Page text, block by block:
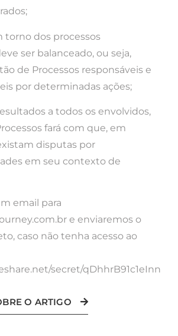
torno dos processos
ser balanceado, ou seja,
de Processos responsáveis e
por determinadas ações;
a todos os envolvidos,
fará com que, em
disputas por
em seu contexto de
email para
e enviaremos o
caso não tenha acesso ao
secret/qDhhrB91c1eInn
O ARTIGO